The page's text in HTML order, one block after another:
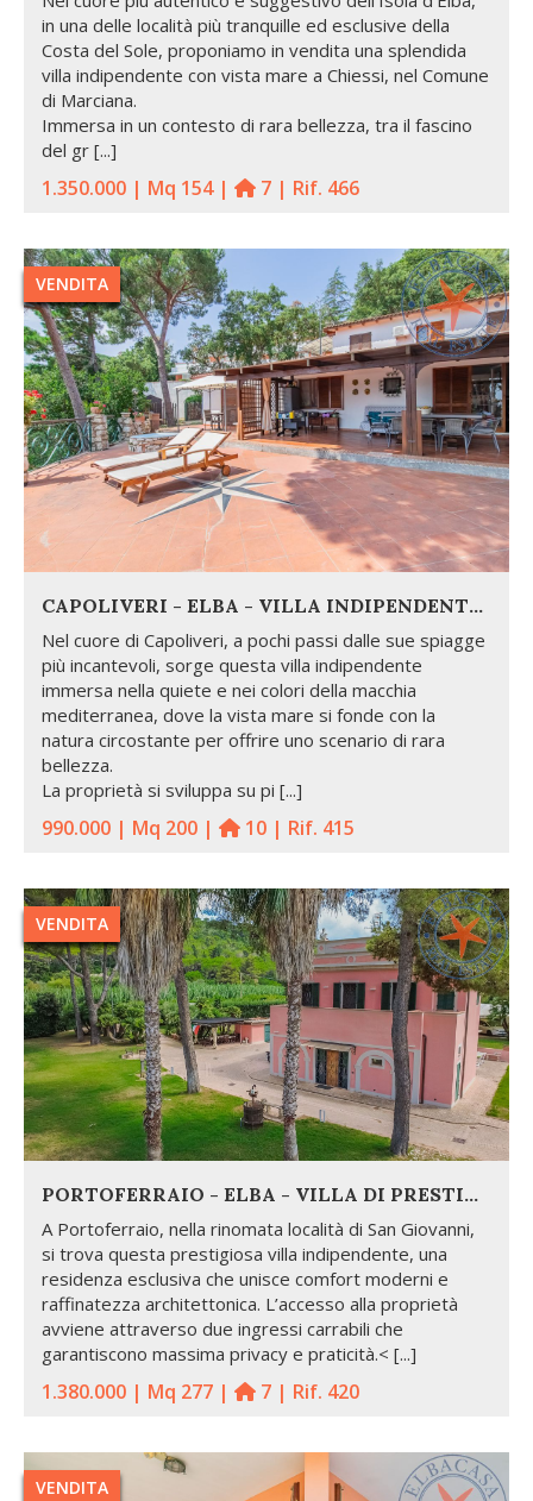
in una delle località più tranquille ed esclusive della
Costa del Sole, proponiamo in vendita una splendida
villa indipendente con vista mare a Chiessi, nel Comune
di Marciana.
Immersa in un contesto di rara bellezza, tra il fascino
del gr [...]
1.350.000 | Mq 154 | 7 | Rif. 466
VENDITA
CAPOLIVERI - ELBA - VILLA INDIPENDENTE A DUE PASSI DAL MARE
Nel cuore di Capoliveri, a pochi passi dalle sue spiagge
più incantevoli, sorge questa villa indipendente
immersa nella quiete e nei colori della macchia
mediterranea, dove la vista mare si fonde con la
natura circostante per offrire uno scenario di rara
bellezza.
La proprietà si sviluppa su pi [...]
990.000 | Mq 200 | 10 | Rif. 415
VENDITA
PORTOFERRAIO - ELBA - VILLA DI PRESTIGIO
A Portoferraio, nella rinomata località di San Giovanni,
si trova questa prestigiosa villa indipendente, una
residenza esclusiva che unisce comfort moderni e
raffinatezza architettonica. L’accesso alla proprietà
avviene attraverso due ingressi carrabili che
garantiscono massima privacy e praticità.< [...]
1.380.000 | Mq 277 | 7 | Rif. 420
VENDITA